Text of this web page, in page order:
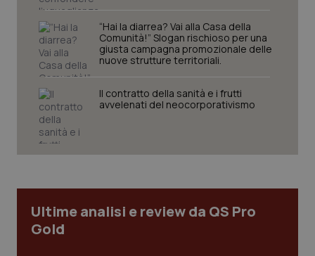
“Hai la diarrea? Vai alla Casa della
Comunità!” Slogan rischioso per una
giusta campagna promozionale delle
nuove strutture territoriali.
Il contratto della sanità e i frutti
avvelenati del neocorporativismo
Ultime analisi e review da QS Pro
Gold
protette del sito. Il sito web non è in grado di
funzionare correttamente senza questi cookie.
Nome
Fornitore/Dominio
VISITOR_PRIVACY_METADATA
YouTube
.youtube.com